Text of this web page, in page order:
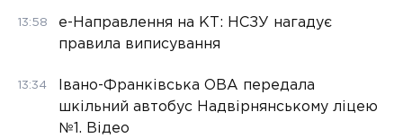
13:58
е-Направлення на КТ: НСЗУ нагадує
правила виписування
13:34
Івано-Франківська ОВА передала
шкільний автобус Надвірнянському ліцею
№1. Відео